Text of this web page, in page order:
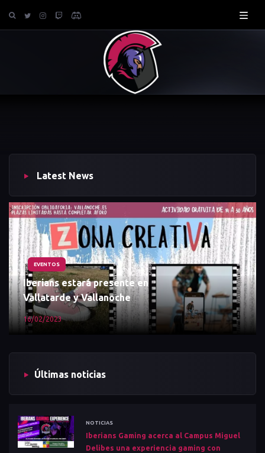
Latest News
>
EVENTOS
Iberians estará presente en
Vallatarde y Vallanoche
16/02/2023
Últimas noticias
NOTICIAS
Iberians Gaming acerca al Campus Miguel
Delibes una experiencia gaming con